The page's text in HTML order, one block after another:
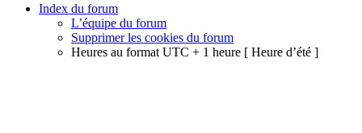
Index du forum
L’équipe du forum
Supprimer les cookies du forum
Heures au format UTC + 1 heure [ Heure d’été ]